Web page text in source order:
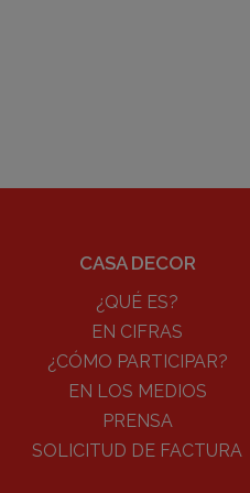
CASA DECOR
¿QUÉ ES?
EN CIFRAS
¿CÓMO PARTICIPAR?
EN LOS MEDIOS
PRENSA
SOLICITUD DE FACTURA